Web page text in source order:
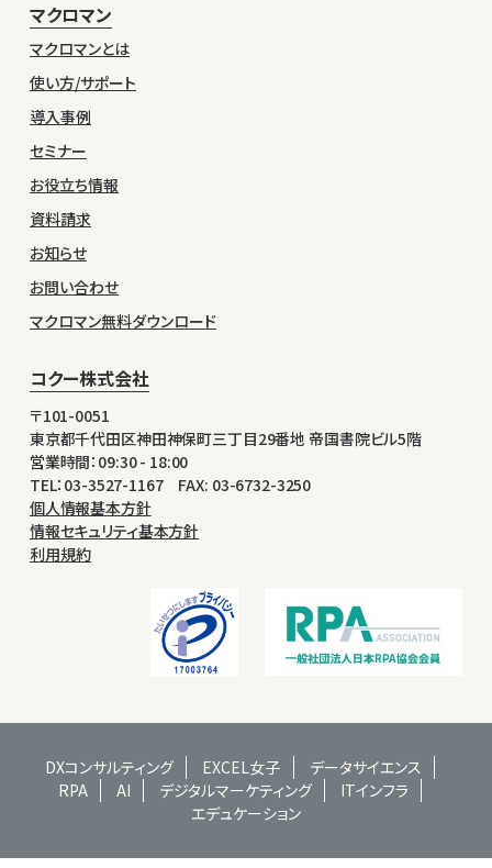
マクロマン
マクロマンとは
使い方/サポート
導入事例
セミナー
お役立ち情報
資料請求
お知らせ
お問い合わせ
マクロマン無料ダウンロード
コクー株式会社
〒101-0051
東京都千代田区神田神保町三丁目29番地 帝国書院ビル5階
営業時間：09:30 - 18:00
TEL：03-3527-1167 FAX: 03-6732-3250
個人情報基本方針
情報セキュリティ基本方針
利用規約
DXコンサルティング EXCEL女子
データサイエンス
RPA
AI デジタルマーケティング
ITインフラ
エデュケーション